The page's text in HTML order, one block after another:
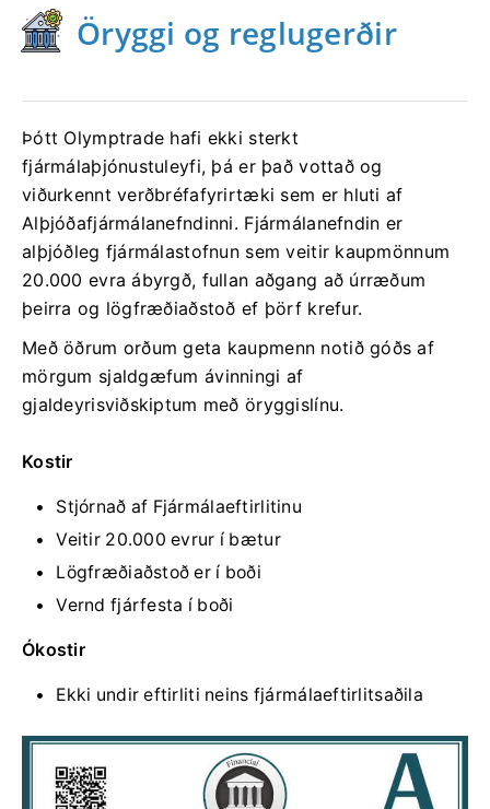
Öryggi og reglugerðir
Þótt Olymptrade hafi ekki sterkt
fjármálaþjónustuleyfi, þá er það vottað og
viðurkennt verðbréfafyrirtæki sem er hluti af
Alþjóðafjármálanefndinni. Fjármálanefndin er
alþjóðleg fjármálastofnun sem veitir kaupmönnum
20.000 evra ábyrgð, fullan aðgang að úrræðum
þeirra og lögfræðiaðstoð ef þörf krefur.
Með öðrum orðum geta kaupmenn notið góðs af
mörgum sjaldgæfum ávinningi af
gjaldeyrisviðskiptum með öryggislínu.
Kostir
Stjórnað af Fjármálaeftirlitinu
Veitir 20.000 evrur í bætur
Lögfræðiaðstoð er í boði
Vernd fjárfesta í boði
Ókostir
Ekki undir eftirliti neins fjármálaeftirlitsaðila